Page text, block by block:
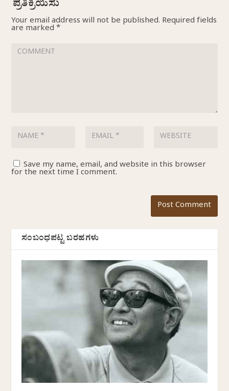
Your email address will not be published. Required fields
are marked *
Save my name, email, and website in this browser
for the next time I comment.
ಸಂಬಂಧಪಟ್ಟ ಬರಹಗಳು